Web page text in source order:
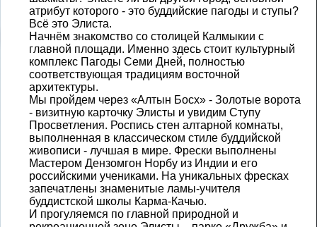
атрибут которого - это буддийские пагоды и ступы?
Всё это Элиста.
Начнём знакомство со столицей Калмыкии с
главной площади. Именно здесь стоит культурный
комплекс Пагоды Семи Дней, полностью
соответствующая традициям восточной
архитектуры.
Мы пройдем через «Алтын Босх» - Золотые ворота
- визитную карточку Элисты и увидим Ступу
Просветления. Роспись стен алтарной комнаты,
выполненная в классическом стиле буддийской
живописи - лучшая в мире. Фрески выполнены
Мастером Дензомгон Норбу из Индии и его
российскими учениками. На уникальных фресках
запечатлены знаменитые ламы-учителя
буддистской школы Карма-Качью.
И прогуляемся по главной природной и